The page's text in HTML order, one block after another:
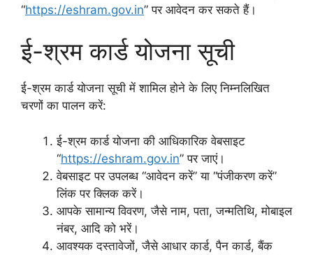
“https://eshram.gov.in” पर आवेदन कर सकते हैं।
ई-श्रम कार्ड योजना सूची
ई-श्रम कार्ड योजना सूची में शामिल होने के लिए निम्नलिखित
चरणों का पालन करें:
ई-श्रम कार्ड योजना की आधिकारिक वेबसाइट
“https://eshram.gov.in” पर जाएं।
वेबसाइट पर उपलब्ध “आवेदन करें” या “पंजीकरण करें”
लिंक पर क्लिक करें।
आपके सामान्य विवरण, जैसे नाम, पता, जन्मतिथि, मोबाइल
नंबर, आदि को भरें।
आवश्यक दस्तावेजों, जैसे आधार कार्ड, पैन कार्ड, बैंक